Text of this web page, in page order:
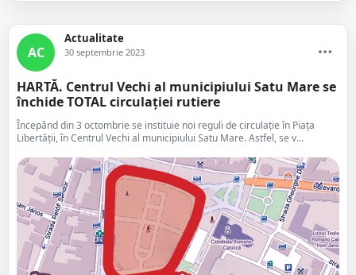
AC
Actualitate
30 septembrie 2023
HARTĂ. Centrul Vechi al municipiului Satu Mare se
închide TOTAL circulației rutiere
Începând din 3 octombrie se instituie noi reguli de circulație în Piața
Libertății, în Centrul Vechi al municipiului Satu Mare. Astfel, se v...